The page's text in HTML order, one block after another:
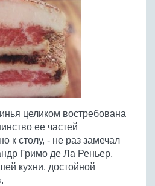
целиком востребована
ее частей
к столу, - не раз замечал
Гримо де Ла Реньер,
кухни, достойной